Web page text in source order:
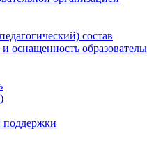
состав
оснащенность